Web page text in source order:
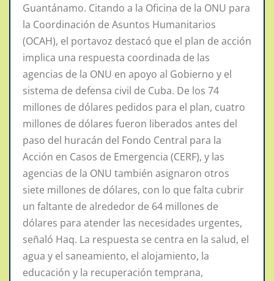
Guantánamo. Citando a la Oficina de la ONU para
la Coordinación de Asuntos Humanitarios
(OCAH), el portavoz destacó que el plan de acción
implica una respuesta coordinada de las
agencias de la ONU en apoyo al Gobierno y el
sistema de defensa civil de Cuba. De los 74
millones de dólares pedidos para el plan, cuatro
millones de dólares fueron liberados antes del
paso del huracán del Fondo Central para la
Acción en Casos de Emergencia (CERF), y las
agencias de la ONU también asignaron otros
siete millones de dólares, con lo que falta cubrir
un faltante de alrededor de 64 millones de
dólares para atender las necesidades urgentes,
señaló Haq. La respuesta se centra en la salud, el
agua y el saneamiento, el alojamiento, la
educación y la recuperación temprana,